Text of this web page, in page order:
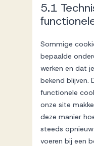
5.1
Sommige
bepaalde
werken en dat
bekend blijven.
functionele
onze site
deze manier
steeds
voeren bij een